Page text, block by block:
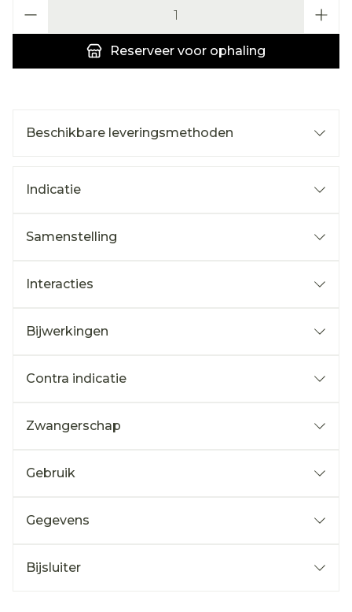
Reserveer voor ophaling
Beschikbare leveringsmethoden
Indicatie
Samenstelling
Interacties
Bijwerkingen
Contra indicatie
Zwangerschap
Gebruik
Gegevens
Bijsluiter